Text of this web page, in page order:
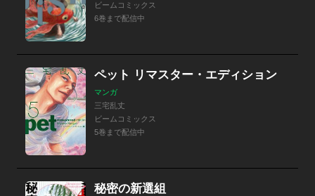
ビームコミックス
6巻まで配信中
ペット リマスター・エディション
マンガ
三宅乱丈
ビームコミックス
5巻まで配信中
秘密の新選組